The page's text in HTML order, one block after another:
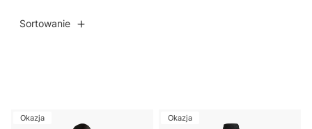
Sortowanie
Lista produktów
Okazja Okazja